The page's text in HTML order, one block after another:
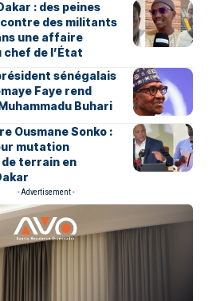
: des peines
des militants
une affaire
chef de l’État
sénégalais
Faye rend
Buhari
Ousmane Sonko :
mutation
terrain en
- Advertisement -